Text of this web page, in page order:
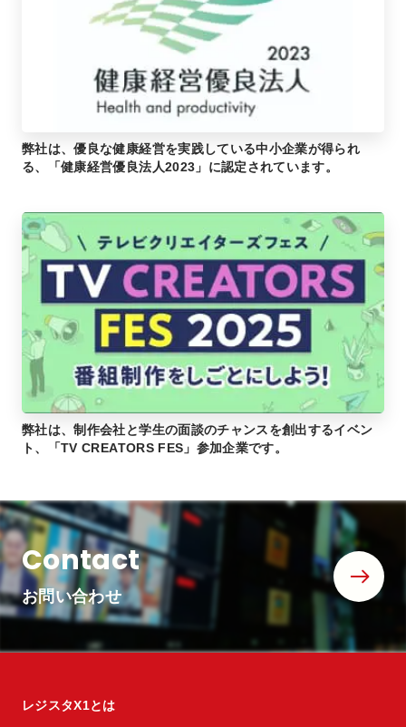
弊社は、優良な健康経営を実践している中小企業が得られ
る、「健康経営優良法人2023」に認定されています。
弊社は、制作会社と学生の面談のチャンスを創出するイベン
ト、「TV CREATORS FES」参加企業です。
Contact
お問い合わせ
レジスタX1とは